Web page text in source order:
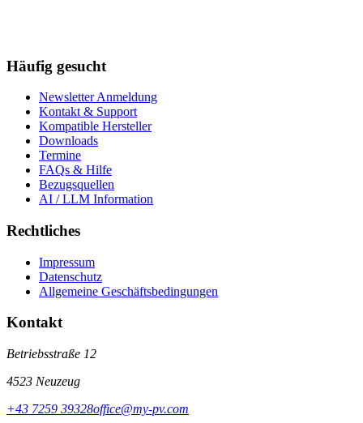
Häufig gesucht
Newsletter Anmeldung
Kontakt & Support
Kompatible Hersteller
Downloads
Termine
FAQs & Hilfe
Bezugsquellen
AI / LLM Information
Rechtliches
Impressum
Datenschutz
Allgemeine Geschäftsbedingungen
Kontakt
Betriebsstraße 12
4523 Neuzeug
+43 7259 39328office@my-pv.com